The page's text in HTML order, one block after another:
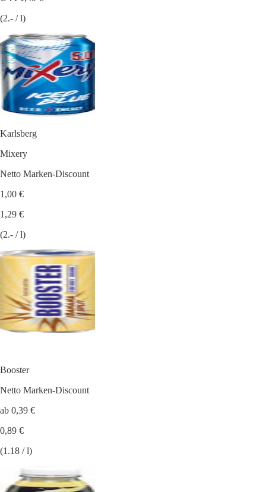
(2.- / l)
Karlsberg
Mixery
Netto Marken-Discount
1,00 €
1,29 €
(2.- / l)
Booster
Netto Marken-Discount
ab 0,39 €
0,89 €
(1.18 / l)